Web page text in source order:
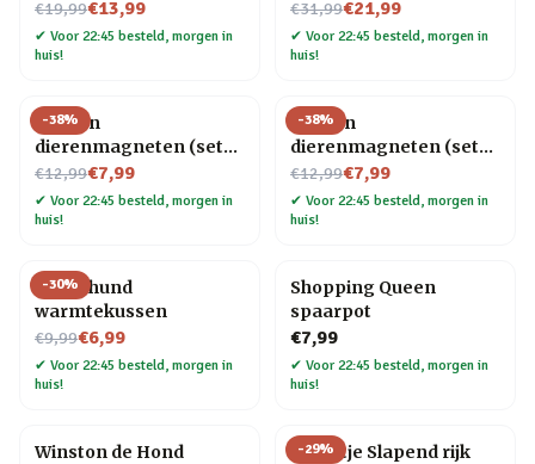
€19,99
Nu voor€13,99
✔ Voor 22:45 besteld, morgen in
huis!
€31,99
Nu voor€21,99
✔ Voor 22:45 besteld, morgen in
huis!
-38%
Houten
dierenmagneten (set
van 3) – Kat
€12,99
Nu voor€7,99
✔ Voor 22:45 besteld, morgen in
huis!
-38%
Houten
dierenmagneten (set
van 3) – Hond
€12,99
Nu voor€7,99
✔ Voor 22:45 besteld, morgen in
huis!
-30%
Dachshund
warmtekussen
€9,99
Nu voor€6,99
✔ Voor 22:45 besteld, morgen in
huis!
Shopping Queen
spaarpot
€7,99
✔ Voor 22:45 besteld, morgen in
huis!
Winston de Hond
-29%
Tegeltje Slapend rijk